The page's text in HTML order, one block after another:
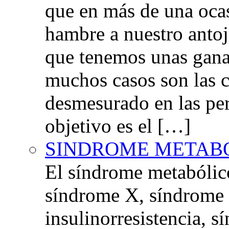
que en más de una
hambre a nuestro
que tenemos unas
muchos casos son las
desmesurado en las
objetivo es el […]
SINDROME
El síndrome
síndrome X,
insulinorresistencia,